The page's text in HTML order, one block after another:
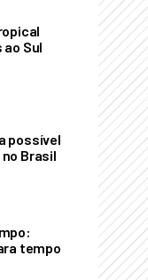
Sul
possível
Brasil
tempo